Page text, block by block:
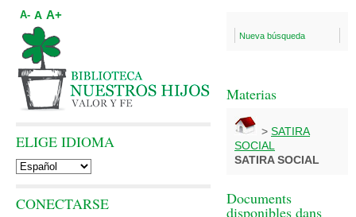
Nueva búsqueda
Materias
> SATIRA
SOCIAL
SATIRA SOCIAL
Documents
disponibles dans
A- A A+
ELIGE IDIOMA
CONECTARSE